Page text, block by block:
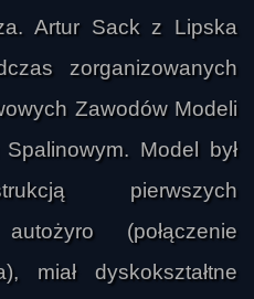
Artur Sack z Lipska
zorganizowanych
Zawodów Modeli
Model był
pierwszych
(połączenie
miał dyskokształtne